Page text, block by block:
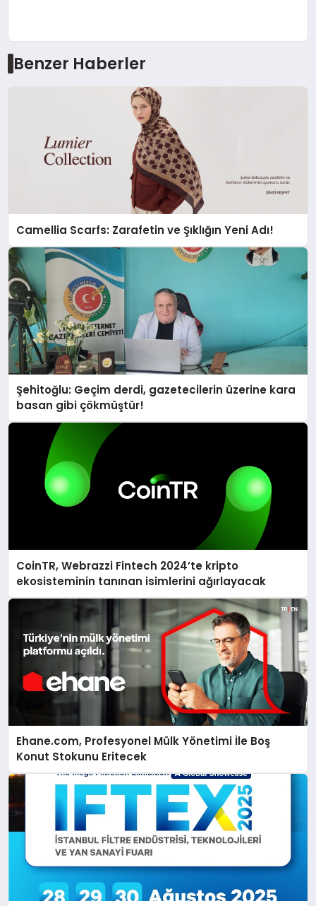
Benzer Haberler
Camellia Scarfs: Zarafetin ve Şıklığın Yeni Adı!
Şehitoğlu: Geçim derdi, gazetecilerin üzerine kara
basan gibi çökmüştür!
CoinTR, Webrazzi Fintech 2024’te kripto
ekosisteminin tanınan isimlerini ağırlayacak
Ehane.com, Profesyonel Mülk Yönetimi İle Boş
Konut Stokunu Eritecek